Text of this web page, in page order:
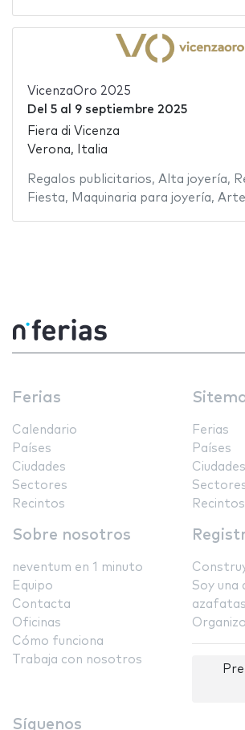
VicenzaOro 2025
Del 5al 9 septiembre 2025
Fiera di Vicenza
Verona, Italia
Regalos publicitarios, Alta joyería,
Fiesta, Maquinaria para joyería,
Ferias
Calendario
Países
Ciudades
Sectores
Recintos
Ferias
Países
Ciudades
Recintos
Sobre nosotros
neventum en 1 minuto
Equipo
Contacta
Oficinas
Cómo funciona
Trabaja con nosotros
Soy una
azafatas
Síguenos